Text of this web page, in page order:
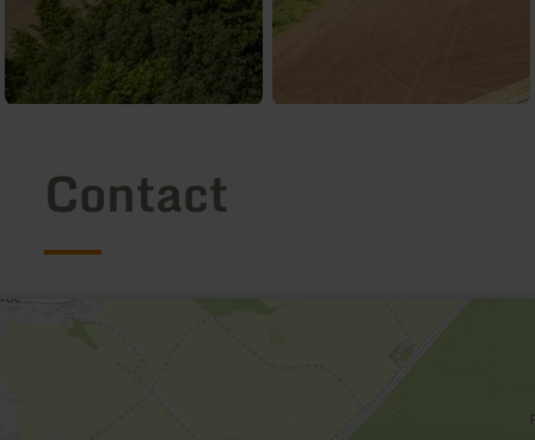
Contact